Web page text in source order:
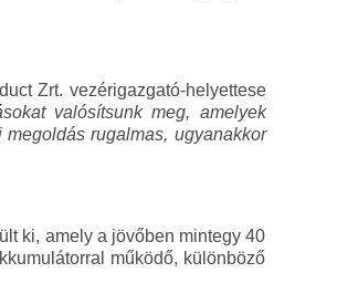
Zrt. vezérigazgató-helyettese
valósítsunk meg, amelyek
rugalmas, ugyanakkor
ki, amely a jövőben mintegy 40
működő, különböző